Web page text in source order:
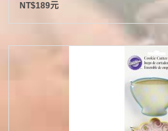
NT$189元